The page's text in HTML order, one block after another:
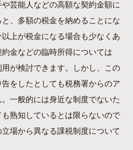
芸能人などの高額な契約金額に
、多額の税金を納めることにな
上が税金になる場合も少なくあ
金などの臨時所得については
用が検討できます。しかし、この
をしたとしても税務署からのア
一般的には身近な制度でないた
熟知しているとは限らないので
場から異なる課税制度について